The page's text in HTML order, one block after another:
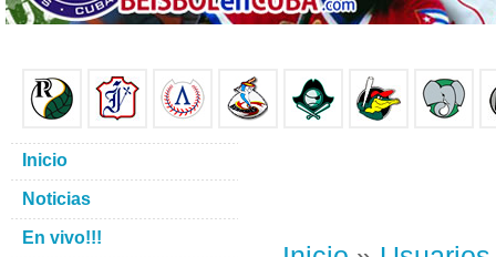
Inicio
Noticias
En vivo!!!